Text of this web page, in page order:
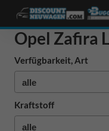
Opel Zafira
Verfügbarkeit, Art
Kraftstoff